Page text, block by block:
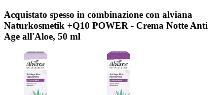
Acquistato spesso in combinazione con alviana
Naturkosmetik +Q10 POWER - Crema Notte Anti
Age all'Aloe, 50 ml